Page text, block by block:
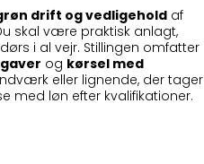
drift og vedligehold af
skal være praktisk anlagt,
i al vejr. Stillingen omfatter
og kørsel med
eller lignende, der tager
med løn efter kvalifikationer.